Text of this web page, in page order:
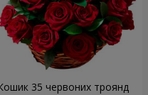
35 червоних троянд